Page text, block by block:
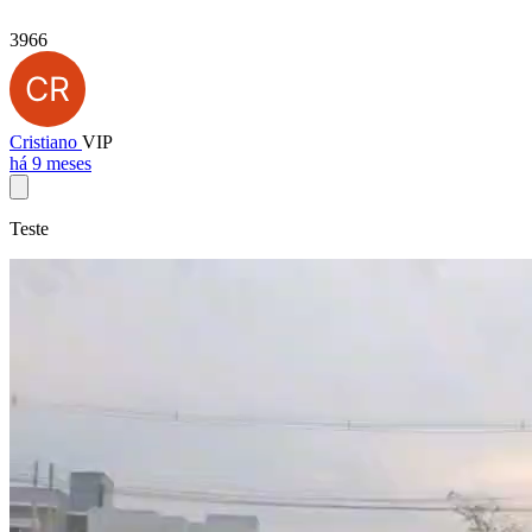
3966
Cristiano VIP
há 9 meses
Teste